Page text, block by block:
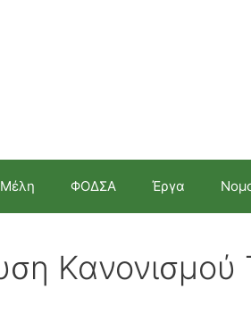
Μέλη ΦΟΔΣΑ Έργα
Κανονισμού